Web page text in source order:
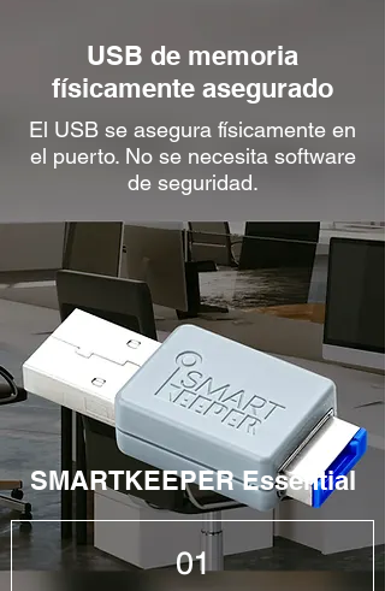
USB de memoria
físicamente asegurado
El USB se asegura físicamente en
el puerto. No se necesita software
de seguridad.
SMARTKEEPER Essential
01